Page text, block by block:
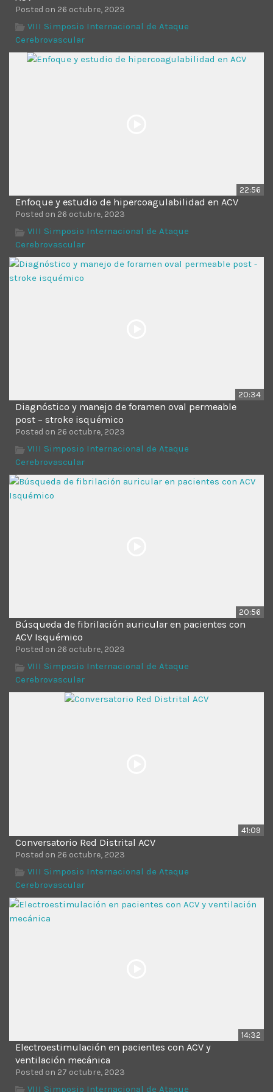
Posted on 26 octubre, 2023
VIII Simposio Internacional de Ataque
Cerebrovascular
22:56
Enfoque y estudio de hipercoagulabilidad en ACV
Posted on 26 octubre, 2023
VIII Simposio Internacional de Ataque
Cerebrovascular
20:34
Diagnóstico y manejo de foramen oval permeable
post – stroke isquémico
Posted on 26 octubre, 2023
VIII Simposio Internacional de Ataque
Cerebrovascular
20:56
Búsqueda de fibrilación auricular en pacientes con
ACV Isquémico
Posted on 26 octubre, 2023
VIII Simposio Internacional de Ataque
Cerebrovascular
41:09
Conversatorio Red Distrital ACV
Posted on 26 octubre, 2023
VIII Simposio Internacional de Ataque
Cerebrovascular
14:32
Electroestimulación en pacientes con ACV y
ventilación mecánica
Posted on 27 octubre, 2023
VIII Simposio Internacional de Ataque